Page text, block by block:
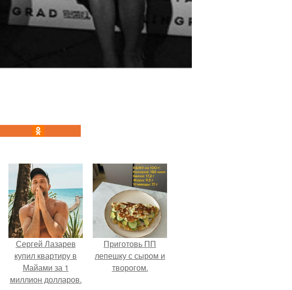
Сергей Лазарев
купил квартиру в
Майами за 1
миллион долларов.
Приготовь ПП
лепешку с сыром и
творогом.